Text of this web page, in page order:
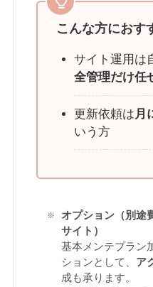
こんな方におす
サイト運用は
全管理だけ任
更新依頼は 月
いう方
オプション（別途
サイト）
基本メンテプラン
ションとして、 ア
成も承ります。